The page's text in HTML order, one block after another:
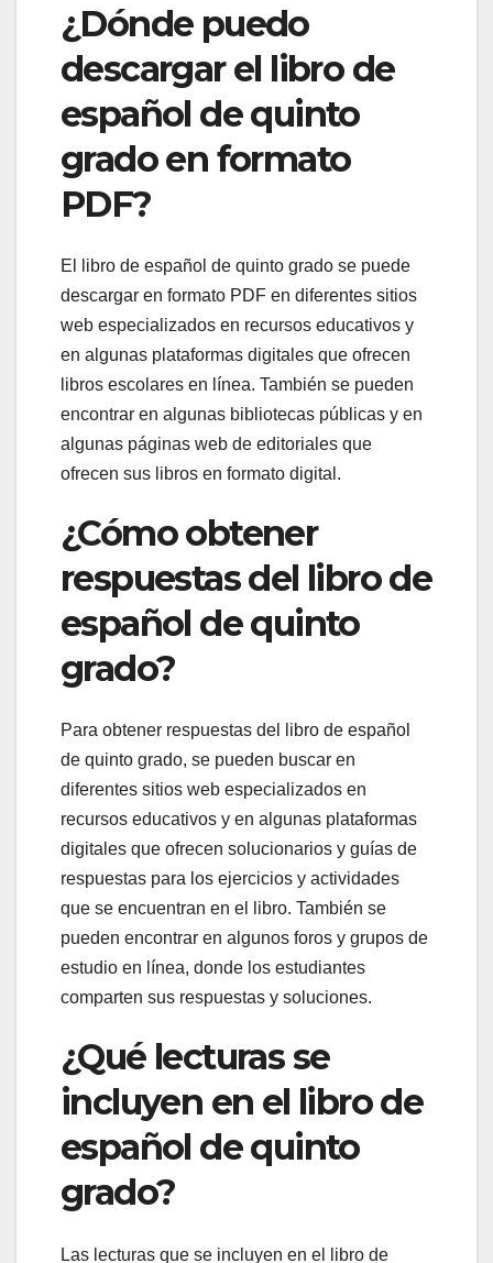
¿Dónde puedo
descargar el libro de
español de quinto
grado en formato
PDF?
El libro de español de quinto grado se puede
descargar en formato PDF en diferentes sitios
web especializados en recursos educativos y
en algunas plataformas digitales que ofrecen
libros escolares en línea. También se pueden
encontrar en algunas bibliotecas públicas y en
algunas páginas web de editoriales que
ofrecen sus libros en formato digital.
¿Cómo obtener
respuestas del libro de
español de quinto
grado?
Para obtener respuestas del libro de español
de quinto grado, se pueden buscar en
diferentes sitios web especializados en
recursos educativos y en algunas plataformas
digitales que ofrecen solucionarios y guías de
respuestas para los ejercicios y actividades
que se encuentran en el libro. También se
pueden encontrar en algunos foros y grupos de
estudio en línea, donde los estudiantes
comparten sus respuestas y soluciones.
¿Qué lecturas se
incluyen en el libro de
español de quinto
grado?
Las lecturas que se incluyen en el libro de